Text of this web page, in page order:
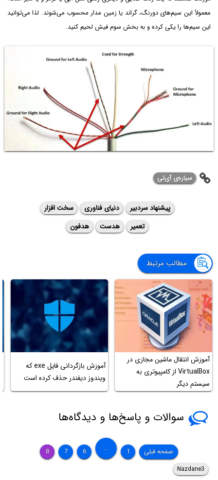
معمولاً این سیم‌های دورنگ، گراند یا زمین مدار محسوب می‌شوند. لذا می‌توانید
این سیم‌ها را یکی کرده و به بخش سوم فیش لحیم کنید.
سیاره‌ی ‌آی‌تی
پیشنهاد سردبیر دنیای فناوری
سخت افزار
تعمیر
هدست هدفون
مطالب مرتبط
آموزش انتقال ماشین مجازی در
VirtualBox از کامپیوتری به
سیستم دیگر
آموزش بازگردانی فایل exe که
ویندوز دیفندر حذف کرده است
سوالات و پاسخ‌ها و دیدگاه‌ها
صفحه قبلی 1
…
6
7
8
Nazdane3